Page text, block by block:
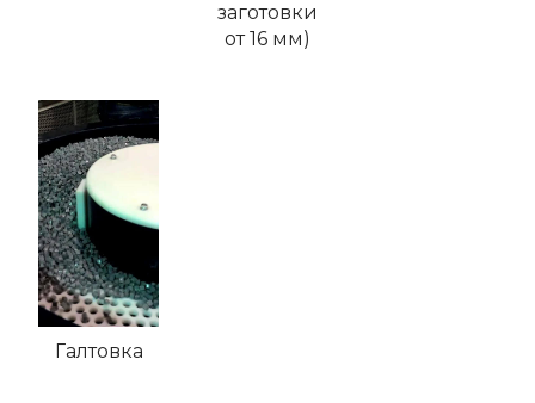
заготовки
от 16 мм)
Галтовка